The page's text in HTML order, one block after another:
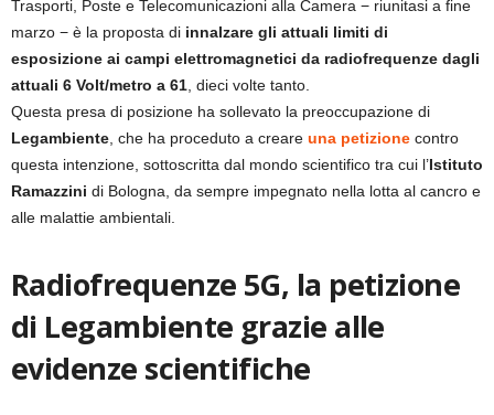
Trasporti, Poste e Telecomunicazioni alla Camera − riunitasi a fine
marzo − è la proposta di innalzare gli attuali limiti di
esposizione ai campi elettromagnetici da radiofrequenze dagli
attuali 6 Volt/metro a 61, dieci volte tanto.
Questa presa di posizione ha sollevato la preoccupazione di
Legambiente, che ha proceduto a creare una petizione contro
questa intenzione, sottoscritta dal mondo scientifico tra cui l’Istituto
Ramazzini di Bologna, da sempre impegnato nella lotta al cancro e
alle malattie ambientali.
Radiofrequenze 5G, la petizione
di Legambiente grazie alle
evidenze scientifiche